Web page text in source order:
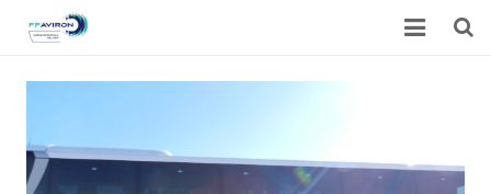
Accueil
Galerie